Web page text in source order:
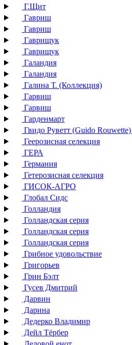
Г.Щит
Гавриш
Гавриш
Гаврищук
Гаврищук
Галандия
Галандия
Галина Т. (Коллекция)
Гарвиш
Гарвиш
Гарденмарт
Гвидо Руветт (Guido
Геерозисная селекция
ГЕРА
Германия
Гетерозисная селекция
ГИСОК-АГРО
Глобал Сидс
Голландия
Голландская серия
Голландская серия
Голландская серия
Грибное удовольствие
Григорьев
Грин Бэлт
Гусев Дмитрий
Дарвин
Дарина
Дедерко Владимир
Дейл Тёрбер